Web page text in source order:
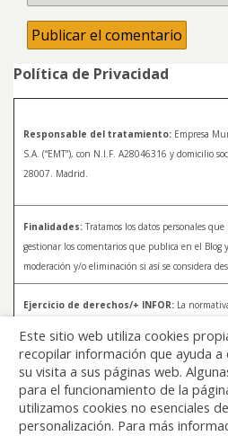
Política de Privacidad
Responsable del tratamiento: Empresa
S.A. (“EMT”), con N.I.F. A28046316 y domicilio
28007. Madrid.
Finalidades: Tratamos los datos personales
gestionar los comentarios que publica en el Blog
moderación y/o eliminación si así se considera
Ejercicio de derechos/+ INFOR: La
rectificar y a solicitar la supresión de sus datos.
tratamiento de sus datos y la forma en que
Política de Privacidad de Blog EMT, disponible en:
privacidad
Este sitio web utiliza cookies
recopilar información que ayuda
su visita a sus páginas web.
para el funcionamiento de la
utilizamos cookies no esenciales
personalización. Para más